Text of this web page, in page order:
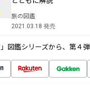
旅の図鑑
2021.03.18 発売
」図鑑シリーズから、第４